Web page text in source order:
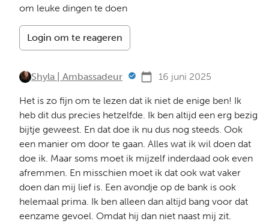
om leuke dingen te doen
Login om te reageren
Shyla | Ambassadeur 16 juni 2025
Het is zo fijn om te lezen dat ik niet de enige ben! Ik
heb dit dus precies hetzelfde. Ik ben altijd een erg bezig
bijtje geweest. En dat doe ik nu dus nog steeds. Ook
een manier om door te gaan. Alles wat ik wil doen dat
doe ik. Maar soms moet ik mijzelf inderdaad ook even
afremmen. En misschien moet ik dat ook wat vaker
doen dan mij lief is. Een avondje op de bank is ook
helemaal prima. Ik ben alleen dan altijd bang voor dat
eenzame gevoel. Omdat hij dan niet naast mij zit.